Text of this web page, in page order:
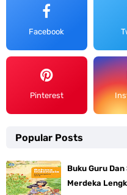
Facebook
Pinterest
Popular Posts
Buku Guru
Merdeka